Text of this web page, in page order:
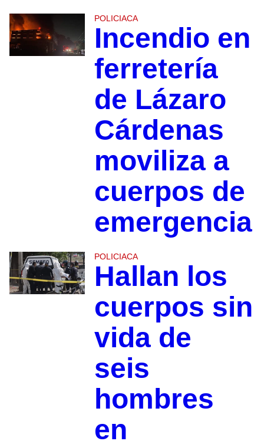
POLICIACA
Incendio en
ferretería
de Lázaro
Cárdenas
moviliza a
cuerpos de
emergencia
POLICIACA
Hallan los
cuerpos sin
vida de
seis
hombres
en